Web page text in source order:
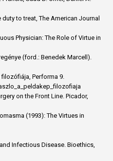
to treat, The American Journal
Physician: The Role of Virtue in
(ford.: Benedek Marcell).
Performa 9.
on the Front Line. Picador,
(1993): The Virtues in
Infectious Disease. Bioethics,